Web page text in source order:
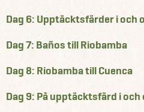
Dag 6: Upptäcktsfärder i och
Dag 7: Baños till Riobamba
Dag 8: Riobamba till Cuenca
Dag 9: På upptäcktsfärd i